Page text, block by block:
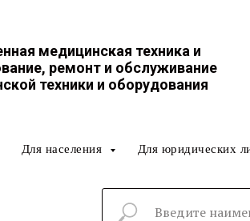
медицинская техника и
ремонт и обслуживание
техники и оборудования
Для населения Для юридических